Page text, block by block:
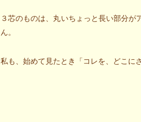
３芯のものは、丸いちょっと長い部分
ん。
私も、始めて見たとき「コレを、どこに